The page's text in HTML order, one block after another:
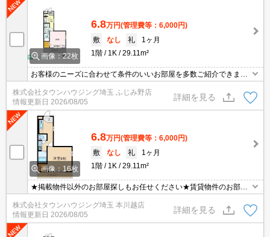
画像：22枚
6.8万円(管理費等：6,000円)
敷
なし 礼
1ヶ月
1階
1K 29.11m²
お客様のニーズに合わせて条件のいいお部屋を多数ご紹介できます♪
情報数No.1のタウンハウジングまで是非お問い合わせください！
株式会社タウンハウジング埼玉 ふじみ野店
情報更新日 2026/08/05
詳細を見る
画像：16枚
6.8万円(管理費等：6,000円)
敷
なし 礼
1ヶ月
1階
1K 29.11m²
★掲載物件以外のお部屋探しもお任せください★賃貸物件のお部屋
探しはタウンハウジングへ★
株式会社タウンハウジング埼玉 本川越店
情報更新日 2026/08/05
詳細を見る